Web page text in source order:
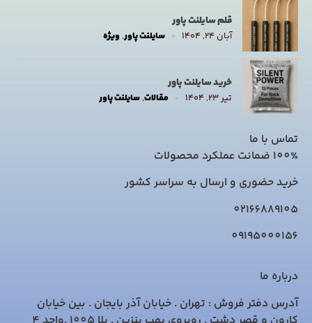
قلم سایلنت پاور
آبان ۲۴, ۱۴۰۴ سایلنت پاور,ویژه
خرید سایلنت پاور
تیر ۲۳, ۱۴۰۴ مقالات,سایلنت پاور
تماس با ما
100% ضمانت عملکرد محصولات
خرید حضوری و ارسال به سراسر کشور
02166889105
09195000156
درباره ما
آدرس دفتر فروش : تهران . خیابان آذر بایجان . بین خیابان